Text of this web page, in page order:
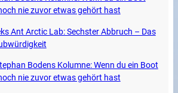
nie zuvor etwas gehört hast
Ant Arctic Lab: Sechster Abbruch – Das
Bodens Kolumne: Wenn du ein Boot
nie zuvor etwas gehört hast